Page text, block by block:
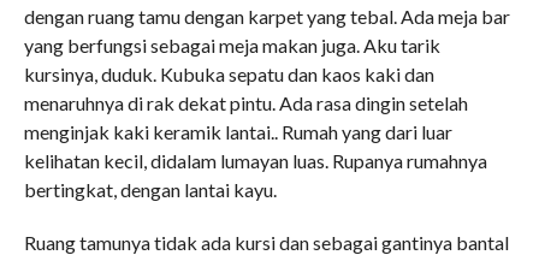
dengan ruang tamu dengan karpet yang tebal. Ada meja bar
yang berfungsi sebagai meja makan juga. Aku tarik
kursinya, duduk. Kubuka sepatu dan kaos kaki dan
menaruhnya di rak dekat pintu. Ada rasa dingin setelah
menginjak kaki keramik lantai.. Rumah yang dari luar
kelihatan kecil, didalam lumayan luas. Rupanya rumahnya
bertingkat, dengan lantai kayu.
Ruang tamunya tidak ada kursi dan sebagai gantinya bantal